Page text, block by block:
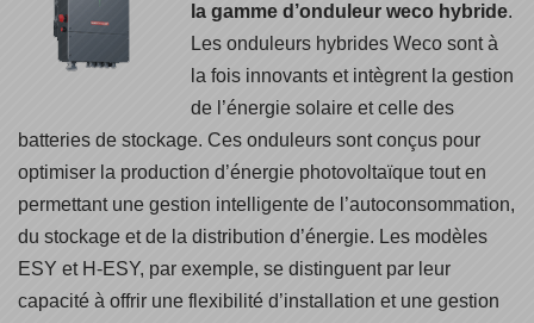
la gamme d’onduleur weco hybride.
Les onduleurs hybrides Weco sont à
la fois innovants et intègrent la gestion
de l’énergie solaire et celle des
batteries de stockage. Ces onduleurs sont conçus pour
optimiser la production d’énergie photovoltaïque tout en
permettant une gestion intelligente de l’autoconsommation,
du stockage et de la distribution d’énergie. Les modèles
ESY et H-ESY, par exemple, se distinguent par leur
capacité à offrir une flexibilité d’installation et une gestion